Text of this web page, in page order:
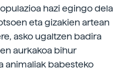
hazi egingo dela
eta gizakien artean
asko ugaltzen badira
aurkakoa bihur
animaliak babesteko